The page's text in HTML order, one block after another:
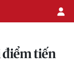
điểm tiến